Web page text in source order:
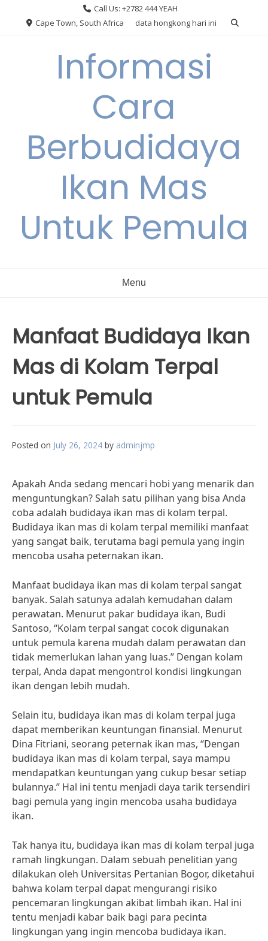
Call Us: +2782 444 YEAH
Cape Town, South Africa
data hongkong hari ini
Informasi
Cara
Berbudidaya
Ikan Mas
Untuk Pemula
Menu
Manfaat Budidaya Ikan
Mas di Kolam Terpal
untuk Pemula
Posted on July 26, 2024 by adminjmp
Apakah Anda sedang mencari hobi yang menarik dan
menguntungkan? Salah satu pilihan yang bisa Anda
coba adalah budidaya ikan mas di kolam terpal.
Budidaya ikan mas di kolam terpal memiliki manfaat
yang sangat baik, terutama bagi pemula yang ingin
mencoba usaha peternakan ikan.
Manfaat budidaya ikan mas di kolam terpal sangat
banyak. Salah satunya adalah kemudahan dalam
perawatan. Menurut pakar budidaya ikan, Budi
Santoso, “Kolam terpal sangat cocok digunakan
untuk pemula karena mudah dalam perawatan dan
tidak memerlukan lahan yang luas.” Dengan kolam
terpal, Anda dapat mengontrol kondisi lingkungan
ikan dengan lebih mudah.
Selain itu, budidaya ikan mas di kolam terpal juga
dapat memberikan keuntungan finansial. Menurut
Dina Fitriani, seorang peternak ikan mas, “Dengan
budidaya ikan mas di kolam terpal, saya mampu
mendapatkan keuntungan yang cukup besar setiap
bulannya.” Hal ini tentu menjadi daya tarik tersendiri
bagi pemula yang ingin mencoba usaha budidaya
ikan.
Tak hanya itu, budidaya ikan mas di kolam terpal juga
ramah lingkungan. Dalam sebuah penelitian yang
dilakukan oleh Universitas Pertanian Bogor, diketahui
bahwa kolam terpal dapat mengurangi risiko
pencemaran lingkungan akibat limbah ikan. Hal ini
tentu menjadi kabar baik bagi para pecinta
lingkungan yang ingin mencoba budidaya ikan.